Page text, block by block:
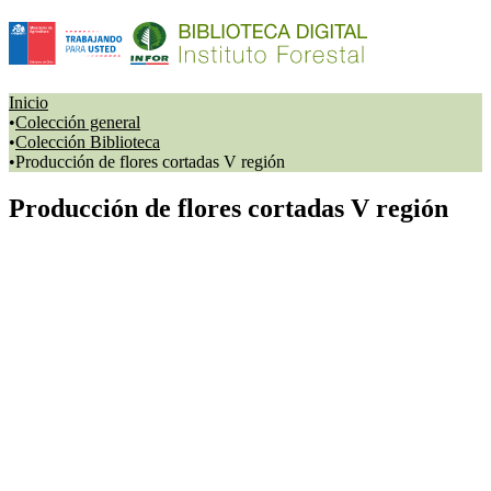
Inicio
Colección general
Colección Biblioteca
Producción de flores cortadas V región
Producción de flores cortadas V región